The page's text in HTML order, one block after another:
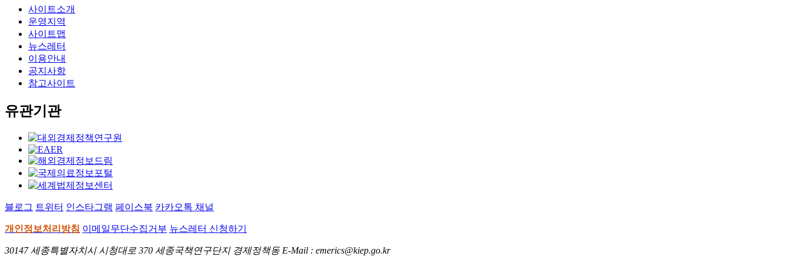
사이트소개
운영지역
사이트맵
뉴스레터
이용안내
공지사항
참고사이트
유관기관
블로그 트위터 인스타그램 페이스북 카카오톡 채널
개인정보처리방침 이메일무단수집거부 뉴스레터 신청하기
30147 세종특별자치시 시청대로 370 세종국책연구단지 경제정책동 E-Mail : emerics@kiep.go.kr